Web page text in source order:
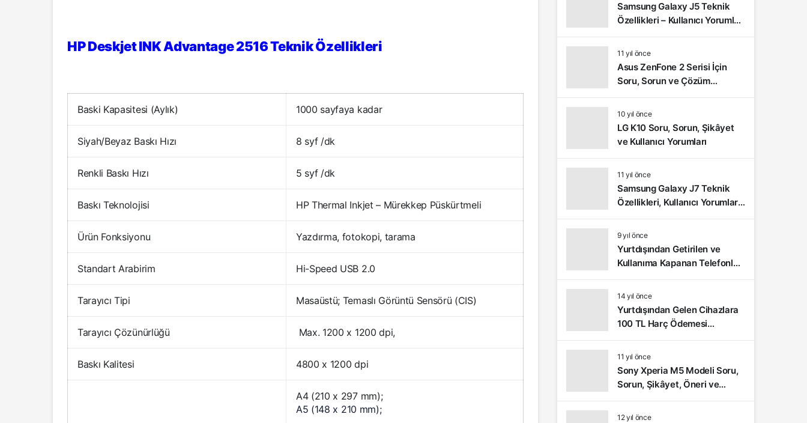
HP Deskjet INK Advantage 2516 Teknik Özellikleri
Baski Kapasitesi (Aylık) 1000 sayfaya kadar
Siyah/Beyaz Baskı Hızı 8 syf /dk
Renkli Baskı Hızı 5 syf /dk
Baskı Teknolojisi HP Thermal Inkjet – Mürekkep Püskürtmeli
Ürün Fonksiyonu Yazdırma, fotokopi, tarama
Standart Arabirim Hi-Speed USB 2.0
Tarayıcı Tipi Masaüstü; Temaslı Görüntü Sensörü (CIS)
Tarayıcı Çözünürlüğü Max. 1200 x 1200 dpi,
Baskı Kalitesi 4800 x 1200 dpi
A4 (210 x 297 mm);
A5 (148 x 210 mm);
Samsung Galaxy J5 Teknik
Özellikleri – Kullanıcı Yorumları
(Video İnceleme)
11 yıl önce
Asus ZenFone 2 Serisi İçin
Soru, Sorun ve Çözüm
Önerileri
10 yıl önce
LG K10 Soru, Sorun, Şikâyet
ve Kullanıcı Yorumları
11 yıl önce
Samsung Galaxy J7 Teknik
Özellikleri, Kullanıcı Yorumları
ve Video İnceleme
9 yıl önce
Yurtdışından Getirilen ve
Kullanıma Kapanan Telefonlar
Nasıl Açılır?
14 yıl önce
Yurtdışından Gelen Cihazlara
100 TL Harç Ödemesi
Yapılacak
11 yıl önce
Sony Xperia M5 Modeli Soru,
Sorun, Şikâyet, Öneri ve
Kullanıcı Yorumları
12 yıl önce